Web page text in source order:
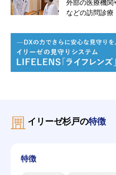
外部の医療機関
などの訪問診療
イリーゼ杉戸の特徴
特徴